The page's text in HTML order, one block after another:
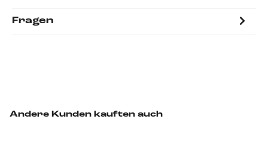
Fragen
Andere Kunden kauften auch